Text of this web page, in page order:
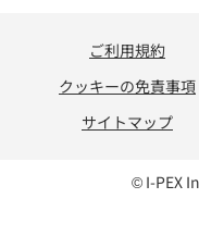
ご利用規約
クッキーの免責事項
サイトマップ
© I-PEX